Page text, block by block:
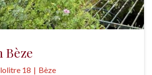
Bèze
18 | Bèze